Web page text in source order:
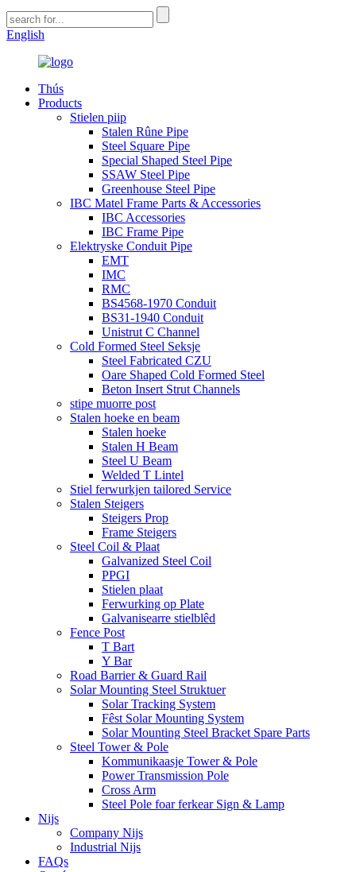
English
Thús
Products
Stielen piip
Stalen Rûne Pipe
Steel Square Pipe
Special Shaped Steel Pipe
SSAW Steel Pipe
Greenhouse Steel Pipe
IBC Matel Frame Parts & Accessories
IBC Accessories
IBC Frame Pipe
Elektryske Conduit Pipe
EMT
IMC
RMC
BS4568-1970 Conduit
BS31-1940 Conduit
Unistrut C Channel
Cold Formed Steel Seksje
Steel Fabricated CZU
Oare Shaped Cold Formed Steel
Beton Insert Strut Channels
stipe muorre post
Stalen hoeke en beam
Stalen hoeke
Stalen H Beam
Steel U Beam
Welded T Lintel
Stiel ferwurkjen tailored Service
Stalen Steigers
Steigers Prop
Frame Steigers
Steel Coil & Plaat
Galvanized Steel Coil
PPGI
Stielen plaat
Ferwurking op Plate
Galvanisearre stielblêd
Fence Post
T Bart
Y Bar
Road Barrier & Guard Rail
Solar Mounting Steel Struktuer
Solar Tracking System
Fêst Solar Mounting System
Solar Mounting Steel Bracket Spare Parts
Steel Tower & Pole
Kommunikaasje Tower & Pole
Power Transmission Pole
Cross Arm
Steel Pole foar ferkear Sign & Lamp
Nijs
Company Nijs
Industrial Nijs
FAQs